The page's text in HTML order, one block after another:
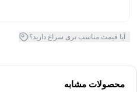
آیا قیمت مناسب تری سراغ دارید؟
محصولات مشابه